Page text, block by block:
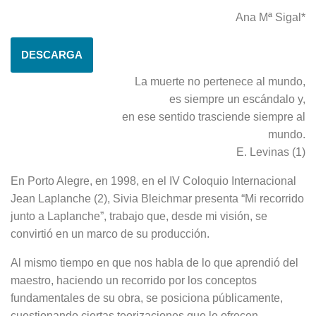
Ana Mª Sigal*
DESCARGA
La muerte no pertenece al mundo,
es siempre un escándalo y,
en ese sentido trasciende siempre al
mundo.
E. Levinas (1)
En Porto Alegre, en 1998, en el IV Coloquio Internacional
Jean Laplanche (2), Sivia Bleichmar presenta “Mi recorrido
junto a Laplanche”, trabajo que, desde mi visión, se
convirtió en un marco de su producción.
Al mismo tiempo en que nos habla de lo que aprendió del
maestro, haciendo un recorrido por los conceptos
fundamentales de su obra, se posiciona públicamente,